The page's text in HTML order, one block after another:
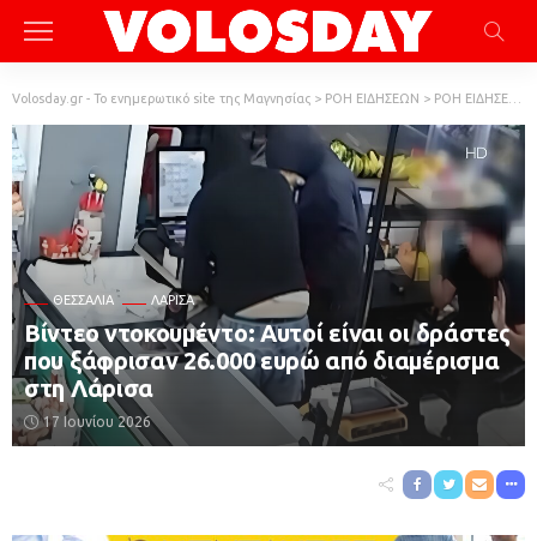
Volosday.gr - Το ενημερωτικό site της Μαγνησίας > ΡΟΗ ΕΙΔΗΣΕΩΝ > ΡΟΗ ΕΙΔΗΣΕΩΝ
ΘΕΣΣΑΛΊΑ ΛΆΡΙΣΑ
Βίντεο ντοκουμέντο: Αυτοί είναι οι δράστες
που ξάφρισαν 26.000 ευρώ από διαμέρισμα
στη Λάρισα
17 Ιουνίου 2026